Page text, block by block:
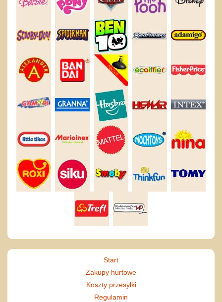
Start
Zakupy hurtowe
Koszty przesyłki
Regulamin